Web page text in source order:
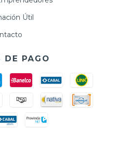
Útil
DE PAGO